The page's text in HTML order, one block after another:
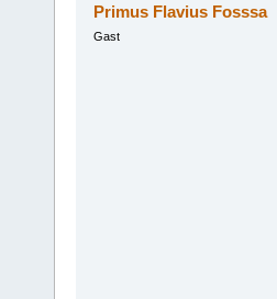
Primus Flavius Fosssa
Gast